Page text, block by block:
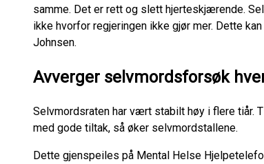
samme. Det er rett og slett hjerteskjærende.
ikke hvorfor regjeringen ikke gjør mer. Dette
Johnsen.
Avverger selvmordsforsøk
Selvmordsraten har vært stabilt høy i flere tiår.
med gode tiltak, så øker selvmordstallene.
Dette gjenspeiles på Mental Helse